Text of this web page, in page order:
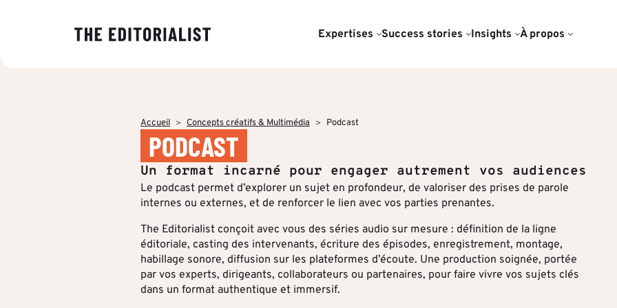
Expertises
Stratégie & Positionnement
Concepts créatifs & Multimédia
Multidiffusion qualifiée
Formation & Gouvernance
Appuyez vos décisions
benchmarks et analyses
plus efficace.
Data & Insights
Success stories
Finance & Private Equity
ESN & Tech
Services
PAR RÉFÉRENCES CLIENTS
Insights
entreprises.
décideurs pour éclairer leurs
enjeux et renforcer l’impact de
leurs communications
Découvrir nos insights
THÉMATIQUE À LA UNE
Audiences &
distribution
Format & engagement
Algorithmes &
equity
À propos
production de contenus à forte
Nous rejoindre
Accueil Concepts créatifs & Multimédia Podcast
PODCAST
Un format incarné pour engager autrement vos audiences
Le podcast permet d’explorer un sujet en profondeur, de valoriser des prises de parole
internes ou externes, et de renforcer le lien avec vos parties prenantes.
The Editorialist conçoit avec vous des séries audio sur mesure : définition de la ligne
éditoriale, casting des intervenants, écriture des épisodes, enregistrement, montage,
habillage sonore, diffusion sur les plateformes d’écoute. Une production soignée, portée
par vos experts, dirigeants, collaborateurs ou partenaires, pour faire vivre vos sujets clés
dans un format authentique et immersif.